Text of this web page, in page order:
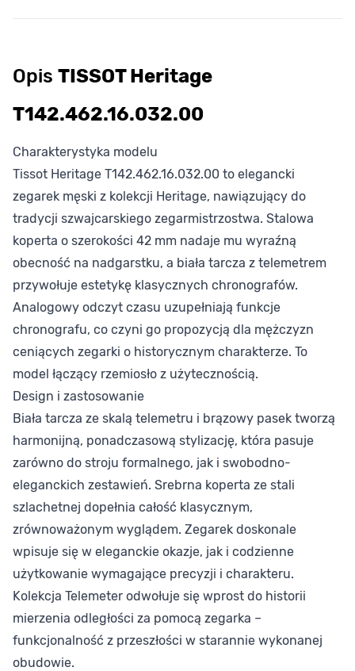
Opis TISSOT Heritage
T142.462.16.032.00
Charakterystyka modelu
Tissot Heritage T142.462.16.032.00 to elegancki
zegarek męski z kolekcji Heritage, nawiązujący do
tradycji szwajcarskiego zegarmistrzostwa. Stalowa
koperta o szerokości 42 mm nadaje mu wyraźną
obecność na nadgarstku, a biała tarcza z telemetrem
przywołuje estetykę klasycznych chronografów.
Analogowy odczyt czasu uzupełniają funkcje
chronografu, co czyni go propozycją dla mężczyzn
ceniących zegarki o historycznym charakterze. To
model łączący rzemiosło z użytecznością.
Design i zastosowanie
Biała tarcza ze skalą telemetru i brązowy pasek tworzą
harmonijną, ponadczasową stylizację, która pasuje
zarówno do stroju formalnego, jak i swobodno-
eleganckich zestawień. Srebrna koperta ze stali
szlachetnej dopełnia całość klasycznym,
zrównoważonym wyglądem. Zegarek doskonale
wpisuje się w eleganckie okazje, jak i codzienne
użytkowanie wymagające precyzji i charakteru.
Kolekcja Telemeter odwołuje się wprost do historii
mierzenia odległości za pomocą zegarka –
funkcjonalność z przeszłości w starannie wykonanej
obudowie.